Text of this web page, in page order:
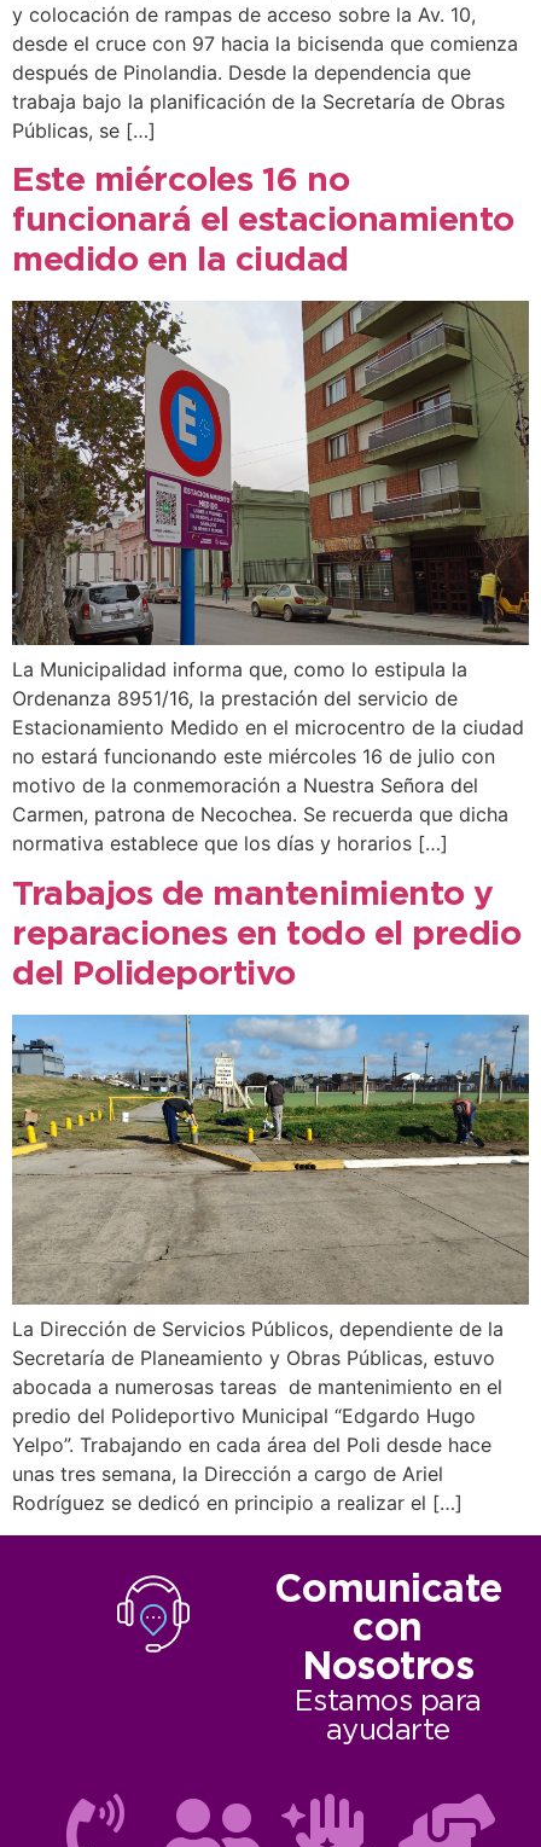
y colocación de rampas de acceso sobre la Av. 10,
desde el cruce con 97 hacia la bicisenda que comienza
después de Pinolandia. Desde la dependencia que
trabaja bajo la planificación de la Secretaría de Obras
Públicas, se […]
Este miércoles 16 no
funcionará el estacionamiento
medido en la ciudad
La Municipalidad informa que, como lo estipula la
Ordenanza 8951/16, la prestación del servicio de
Estacionamiento Medido en el microcentro de la ciudad
no estará funcionando este miércoles 16 de julio con
motivo de la conmemoración a Nuestra Señora del
Carmen, patrona de Necochea. Se recuerda que dicha
normativa establece que los días y horarios […]
Trabajos de mantenimiento y
reparaciones en todo el predio
del Polideportivo
La Dirección de Servicios Públicos, dependiente de la
Secretaría de Planeamiento y Obras Públicas, estuvo
abocada a numerosas tareas de mantenimiento en el
predio del Polideportivo Municipal “Edgardo Hugo
Yelpo”. Trabajando en cada área del Poli desde hace
unas tres semana, la Dirección a cargo de Ariel
Rodríguez se dedicó en principio a realizar el […]
Comunicate
con
Nosotros
Estamos para
ayudarte